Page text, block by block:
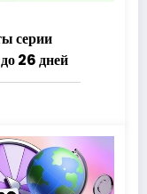
серии
26 дней